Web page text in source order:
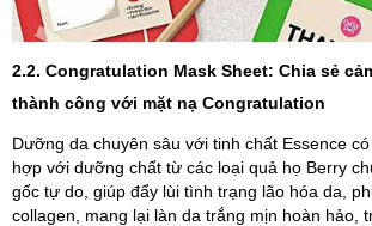
2.2. Congratulation Mask Sheet: Chia sẻ
thành công với mặt nạ Congratulation
Dưỡng da chuyên sâu với tinh chất Essence
hợp với dưỡng chất từ các loại quả họ Berry
gốc tự do, giúp đẩy lùi tình trạng lão hóa da,
collagen, mang lại làn da trắng mịn hoàn hảo,